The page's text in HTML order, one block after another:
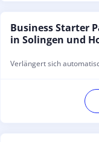
Business Starter
in Solingen und
Verlängert sich